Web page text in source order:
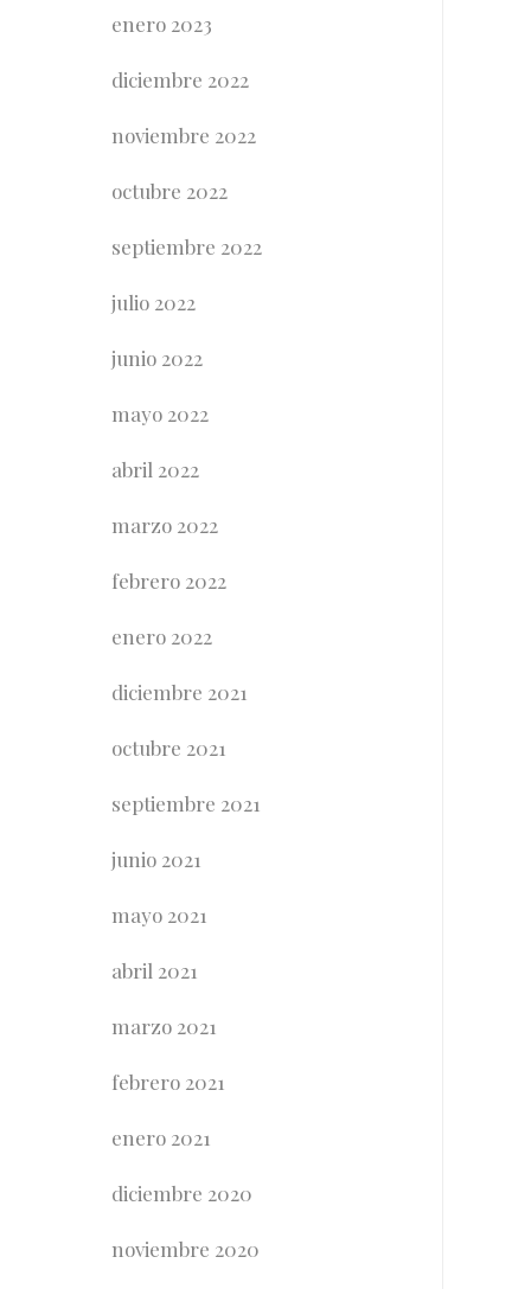
enero 2023
diciembre 2022
noviembre 2022
octubre 2022
septiembre 2022
julio 2022
junio 2022
mayo 2022
abril 2022
marzo 2022
febrero 2022
enero 2022
diciembre 2021
octubre 2021
septiembre 2021
junio 2021
mayo 2021
abril 2021
marzo 2021
febrero 2021
enero 2021
diciembre 2020
noviembre 2020